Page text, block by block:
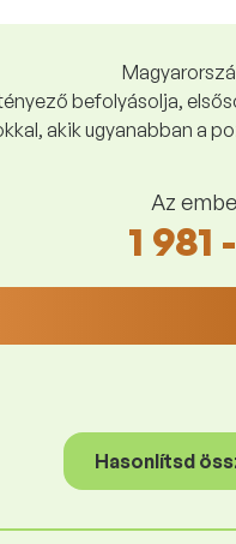
befolyásolja,
akik ugyanabban a
Az
1 981
Hasonlítsd